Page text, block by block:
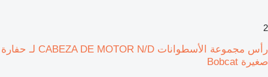
2
رأس مجموعة الأسطوانات CABEZA DE MOTOR N/D لـ حفارة
صغيرة Bobcat